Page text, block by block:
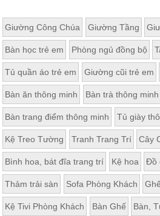
Giường Công Chúa Giường Tầng
Bàn học trẻ em Phòng ngủ đồng bộ
Tủ quần áo trẻ em Giường cũi trẻ em
Bàn ăn thông minh Bàn trà thông minh
Bàn trang điểm thông minh Tủ giày
Kệ Treo Tường Tranh Trang Trí Cây
Bình hoa, bát đĩa trang trí Kệ hoa Đồ
Thảm trải sàn Sofa Phòng Khách
Kệ Tivi Phòng Khách Bàn Ghế Bàn,